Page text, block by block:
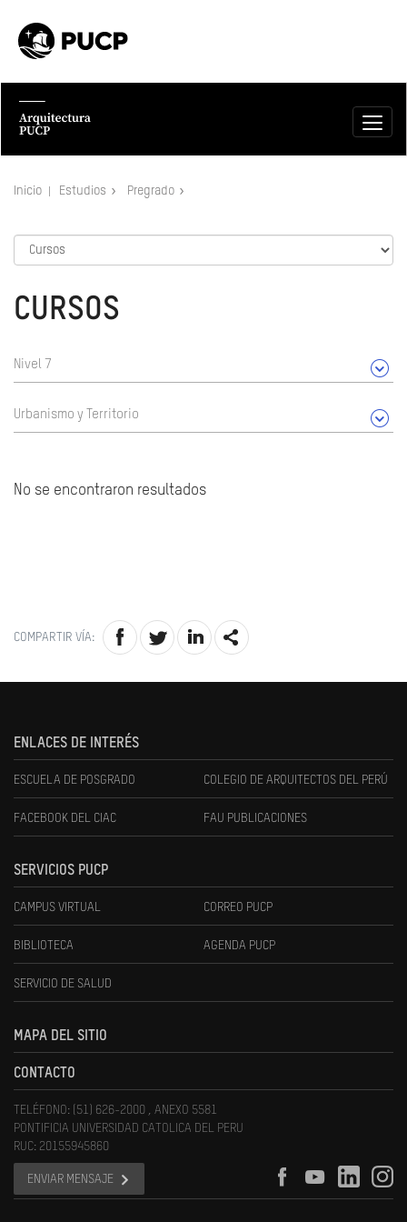
Inicio Estudios Pregrado
CURSOS
Nivel 7
Urbanismo y Territorio
No se encontraron resultados
COMPARTIR VÍA:
ENLACES DE INTERÉS
ESCUELA DE POSGRADO COLEGIO DE ARQUITECTOS DEL PERÚ
FACEBOOK DEL CIAC FAU PUBLICACIONES
SERVICIOS PUCP
CAMPUS VIRTUAL CORREO PUCP
BIBLIOTECA AGENDA PUCP
SERVICIO DE SALUD
MAPA DEL SITIO
CONTACTO
TELÉFONO: (51) 626-2000 , ANEXO 5581
PONTIFICIA UNIVERSIDAD CATOLICA DEL PERU
RUC: 20155945860
ENVIAR MENSAJE